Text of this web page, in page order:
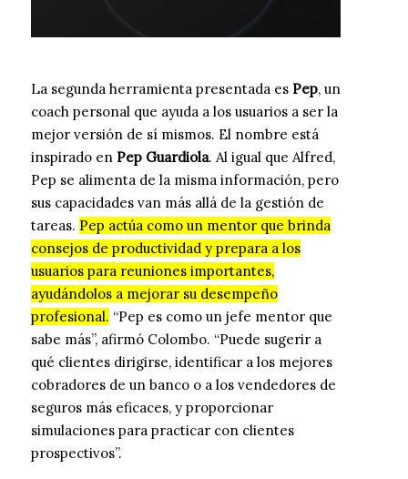
La segunda herramienta presentada es Pep, un
coach personal que ayuda a los usuarios a ser la
mejor versión de sí mismos. El nombre está
inspirado en Pep Guardiola. Al igual que Alfred,
Pep se alimenta de la misma información, pero
sus capacidades van más allá de la gestión de
tareas. Pep actúa como un mentor que brinda
consejos de productividad y prepara a los
usuarios para reuniones importantes,
ayudándolos a mejorar su desempeño
profesional. “Pep es como un jefe mentor que
sabe más”, afirmó Colombo. “Puede sugerir a
qué clientes dirigirse, identificar a los mejores
cobradores de un banco o a los vendedores de
seguros más eficaces, y proporcionar
simulaciones para practicar con clientes
prospectivos”.